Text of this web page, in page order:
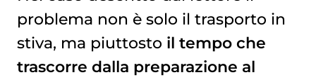
problema non è solo il trasporto in
stiva, ma piuttosto il tempo che
trascorre dalla preparazione al